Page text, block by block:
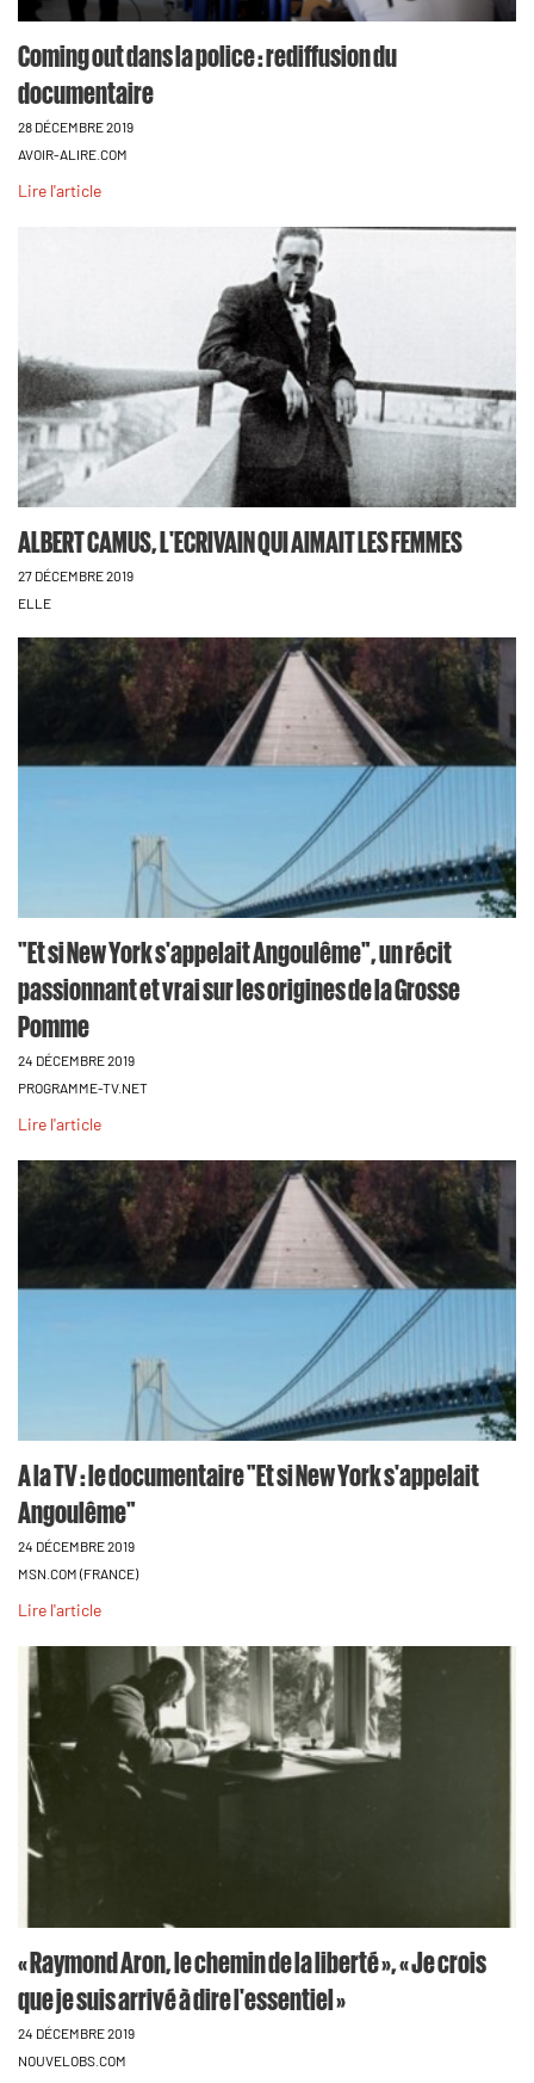
Coming out dans la police : rediffusion du
documentaire
28 DÉCEMBRE 2019
AVOIR-ALIRE.COM
Lire l'article
ALBERT CAMUS, L'ECRIVAIN QUI AIMAIT LES FEMMES
27 DÉCEMBRE 2019
ELLE
"Et si New York s'appelait Angoulême", un récit
passionnant et vrai sur les origines de la Grosse
Pomme
24 DÉCEMBRE 2019
PROGRAMME-TV.NET
Lire l'article
A la TV : le documentaire "Et si New York s'appelait
Angoulême"
24 DÉCEMBRE 2019
MSN.COM (FRANCE)
Lire l'article
« Raymond Aron, le chemin de la liberté », « Je crois
que je suis arrivé à dire l'essentiel »
24 DÉCEMBRE 2019
NOUVELOBS.COM